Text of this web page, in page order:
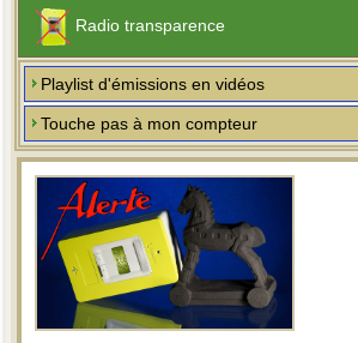
Radio transparence
Playlist d'émissions en vidéos
Touche pas à mon compteur